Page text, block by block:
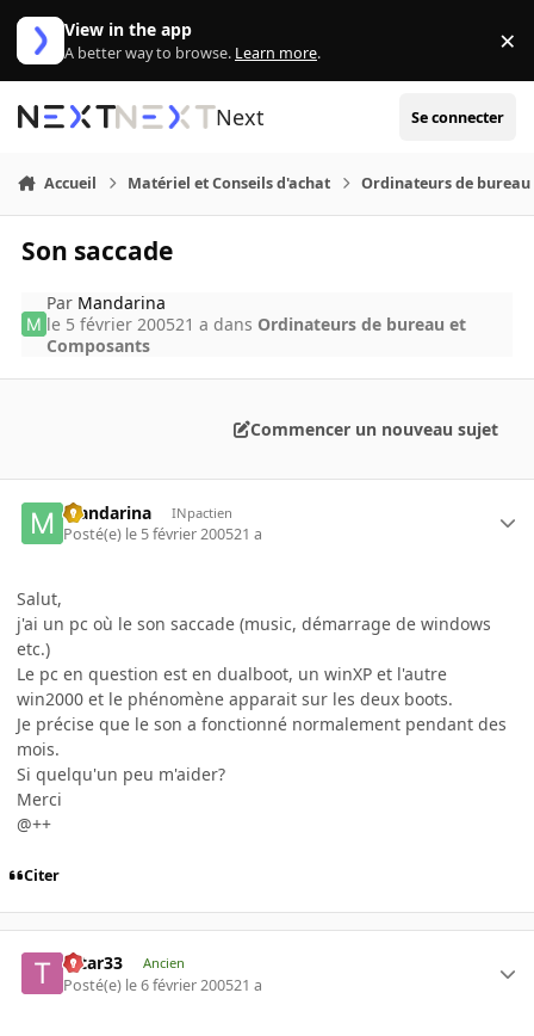
Aller au contenu
View in the app
A better way to browse. Learn more. ×
Next Se connecter
Accueil Matériel et Conseils d'achat Ordinateurs de bureau
Son saccade
Par Mandarina
le 5 février 200521 a dans Ordinateurs de bureau et
Composants
Commencer un nouveau sujet
Mandarina INpactien
Posté(e) le 5 février 200521 a
Salut,
j'ai un pc où le son saccade (music, démarrage de windows
etc.)
Le pc en question est en dualboot, un winXP et l'autre
win2000 et le phénomène apparait sur les deux boots.
Je précise que le son a fonctionné normalement pendant des
mois.
Si quelqu'un peu m'aider?
Merci
@++
Citer
tatar33 Ancien
Posté(e) le 6 février 200521 a